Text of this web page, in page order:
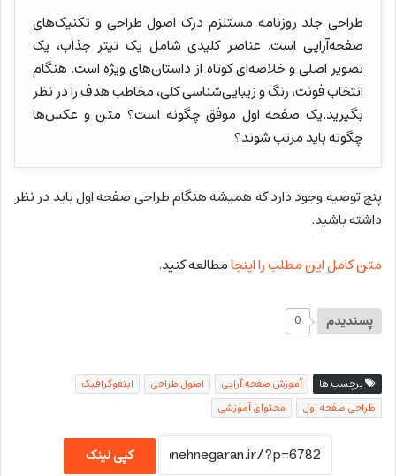
طراحی جلد روزنامه مستلزم درک اصول طراحی و تکنیک‌های
صفحه‌آرایی است. عناصر کلیدی شامل یک تیتر جذاب، یک
تصویر اصلی و خلاصه‌ای کوتاه از داستان‌های ویژه است. هنگام
انتخاب فونت، رنگ و زیبایی‌شناسی کلی، مخاطب هدف را در نظر
بگیرید.یک صفحه اول موفق چگونه است؟ متن و عکس‌ها
چگونه باید مرتب شوند؟
پنج توصیه وجود دارد که همیشه هنگام طراحی صفحه اول باید در نظر
داشته باشید.
متن کامل این مطلب را اینجامطالعه کنید.
پسندیدم 0
برچسب ها آموزش صفحه آرایی اصول طراحی
اینفوگرافیک
طراحی صفحه اول
محتوای آموزشی
کپی لینک